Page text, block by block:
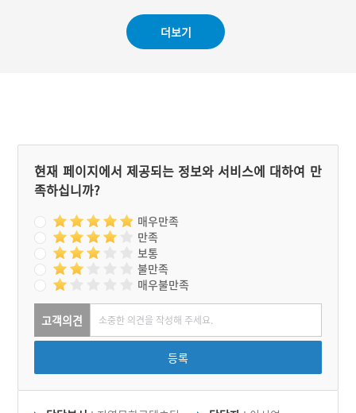
을 담고 있다. 집에서 임종
을 맞이하던 과거와는 달리
지금은 대부분 병원에서 임
남녀에 따라 별도의 조문형
식을 취하였다. 조문의 시기
는 상주가 성복한 후에 진행
더보기
현재 페이지에서 제공되는 정보와 서비스에 대하여 만
족하십니까?
매우만족
만족
보통
불만족
매우불만족
고객의견
등록